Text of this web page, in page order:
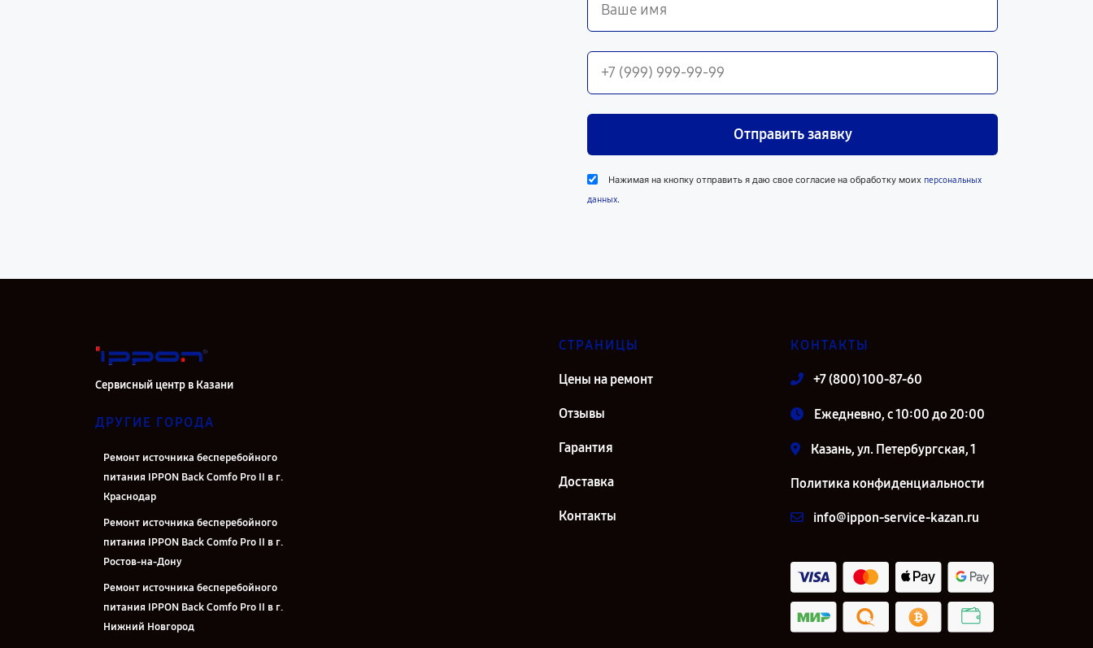
Отправить заявку
Нажимая на кнопку отправить я даю свое согласие на обработку моих персональных
данных.
Сервисный центр в Казани
ДРУГИЕ ГОРОДА
Ремонт источника бесперебойного
питания IPPON Back Comfo Pro II в г.
Краснодар
Ремонт источника бесперебойного
питания IPPON Back Comfo Pro II в г.
Ростов-на-Дону
Ремонт источника бесперебойного
питания IPPON Back Comfo Pro II в г.
Нижний Новгород
СТРАНИЦЫ
Цены на ремонт
Отзывы
Гарантия
Доставка
Контакты
КОНТАКТЫ
+7 (800) 100-87-60
Ежедневно, с 10:00 до 20:00
Казань, ул. Петербургская, 1
Политика конфиденциальности
info@ippon-service-kazan.ru